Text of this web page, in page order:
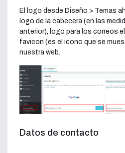
El logo desde Diseño > Temas
logo de la cabecera (en las
anterior), logo para los correos
favicon (es el icono que se
nuestra web.
Datos de contacto